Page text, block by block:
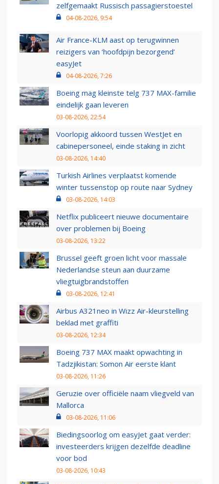
zelfgemaakt Russisch passagierstoestel
04-08-2026, 9:54
Air France-KLM aast op terugwinnen
reizigers van ‘hoofdpijn bezorgend’
easyJet
04-08-2026, 7:26
Boeing mag kleinste telg 737 MAX-familie
eindelijk gaan leveren
03-08-2026, 22:54
Voorlopig akkoord tussen WestJet en
cabinepersoneel, einde staking in zicht
03-08-2026, 14:40
Turkish Airlines verplaatst komende
winter tussenstop op route naar Sydney
03-08-2026, 14:03
Netflix publiceert nieuwe documentaire
over problemen bij Boeing
03-08-2026, 13:22
Brussel geeft groen licht voor massale
Nederlandse steun aan duurzame
vliegtuigbrandstoffen
03-08-2026, 12:41
Airbus A321neo in Wizz Air-kleurstelling
beklad met graffiti
03-08-2026, 12:34
Boeing 737 MAX maakt opwachting in
Tadzjikistan: Somon Air eerste klant
03-08-2026, 11:26
Geruzie over officiële naam vliegveld van
Mallorca
03-08-2026, 11:06
Biedingsoorlog om easyJet gaat verder:
investeerders krijgen dezelfde deadline
voor bod
03-08-2026, 10:43